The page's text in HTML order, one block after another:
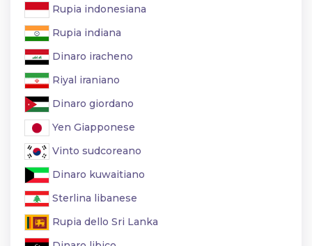
Rupia indonesiana
Rupia indiana
Dinaro iracheno
Riyal iraniano
Dinaro giordano
Yen Giapponese
Vinto sudcoreano
Dinaro kuwaitiano
Sterlina libanese
Rupia dello Sri Lanka